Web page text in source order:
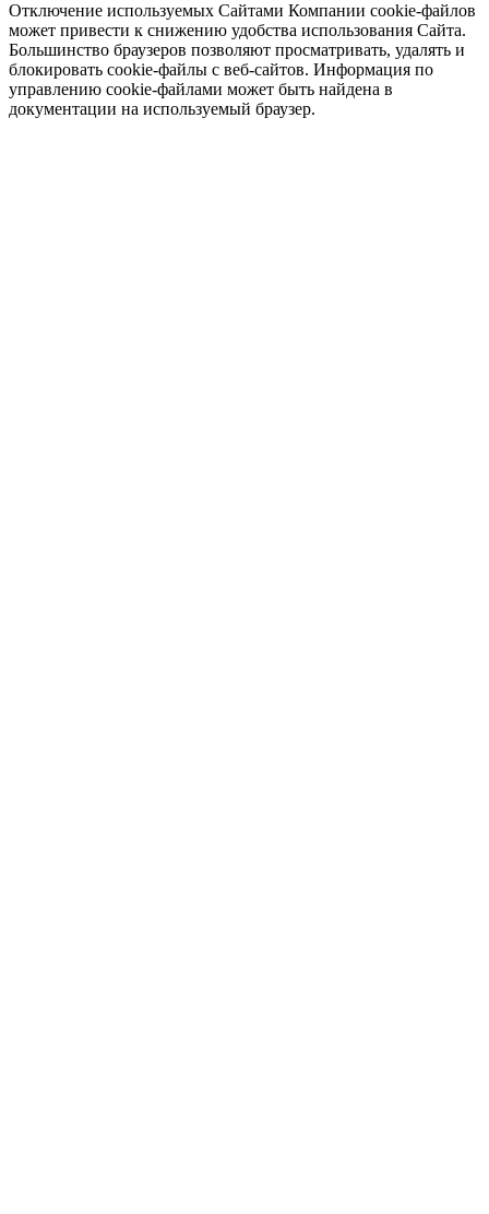
Отключение используемых Сайтами Компании cookie-файлов
может привести к снижению удобства использования Сайта.
Большинство браузеров позволяют просматривать, удалять и
блокировать cookie-файлы c веб-сайтов. Информация по
управлению cookie-файлами может быть найдена в
документации на используемый браузер.